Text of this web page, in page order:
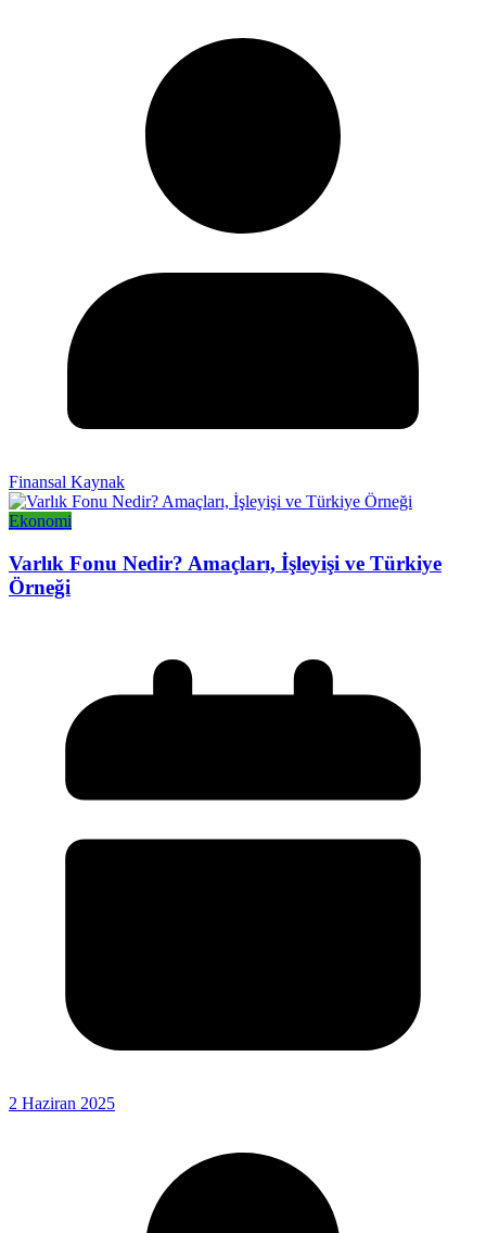
Finansal Kaynak
Ekonomi
Varlık Fonu Nedir? Amaçları, İşleyişi ve Türkiye
Örneği
2 Haziran 2025